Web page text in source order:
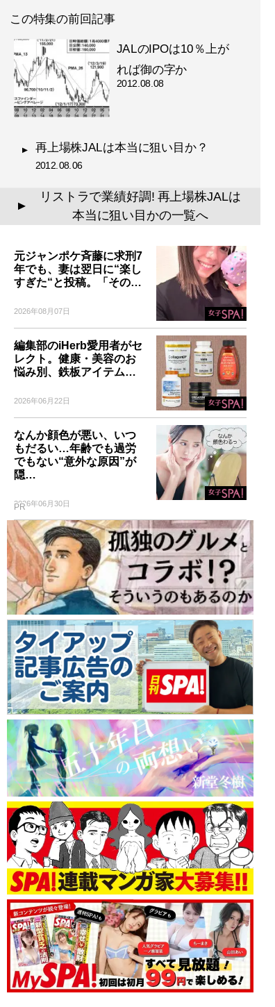
この特集の前回記事
JALのIPOは10％上が
れば御の字か
2012.08.08
再上場株JALは本当に狙い目か？
2012.08.06
▲
リストラで業績好調! 再上場株JALは
本当に狙い目かの一覧へ
元ジャンポケ斉藤に求刑7
年でも、妻は翌日に“楽し
すぎた“と投稿。「その…
2026年08月07日
編集部のiHerb愛用者がセ
レクト。健康・美容のお
悩み別、鉄板アイテム…
2026年06月22日
なんか顔色が悪い、いつ
もだるい…年齢でも過労
でもない“意外な原因”が
隠…
2026年06月30日
PR